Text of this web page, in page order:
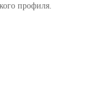
профиля.